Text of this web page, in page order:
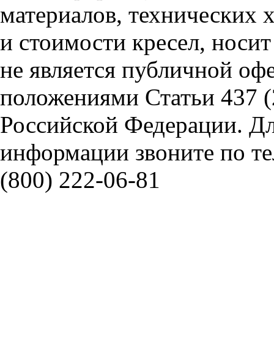
материалов, технических
и стоимости кресел,
не является публичной
положениями Статьи 437
Российской Федерации.
информации звоните по
(800) 222-06-81